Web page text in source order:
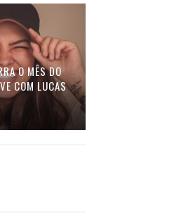
O MÊS DO
COM LUCAS